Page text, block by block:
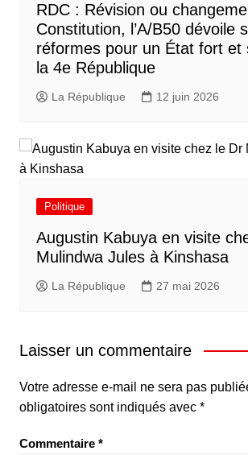
RDC : Révision ou
Constitution, l’A/B50 dévoile
réformes pour un État fort et
la 4e République
La République 12 juin 2026
Politique
Augustin Kabuya en visite
Mulindwa Jules à Kinshasa
La République 27 mai 2026
Laisser un commentaire
Votre adresse e-mail ne sera pas
obligatoires sont indiqués avec *
Commentaire *